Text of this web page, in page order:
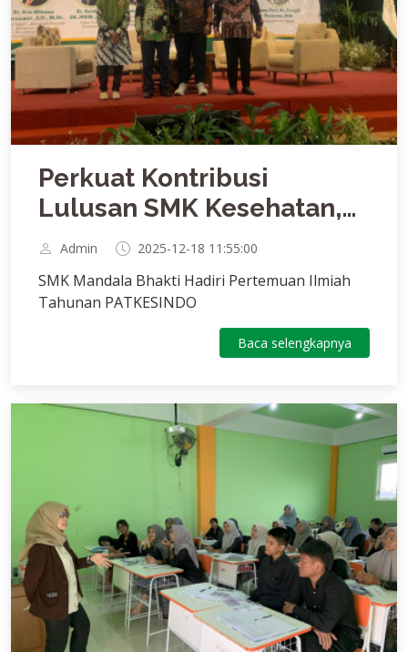
Perkuat Kontribusi
Lulusan SMK Kesehatan,
SMK Mandala Bhakti
Hadiri Pertemuan Ilmiah
Tahunan PATKESINDO
Admin 2025-12-18 11:55:00
SMK Mandala Bhakti Hadiri Pertemuan Ilmiah
Tahunan PATKESINDO
Baca selengkapnya